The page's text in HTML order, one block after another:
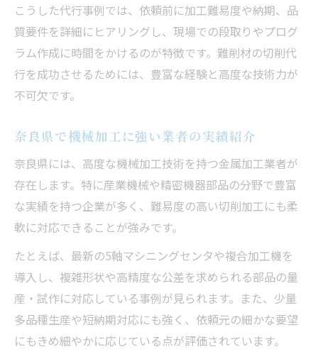
金属加工も安心な機械加工業者選びの基準
難削材対応の機械加工業者を見極める方法
機械加工依頼で失敗しない業者比較のコツ
信頼できる機械加工業者の見分け方とは
機械加工で特殊形状の金属切削が実現でき
る
難削材も任せられる機械加工現場の強み
金属加工現場の機械加工対応力を徹底分析
機械加工の現場体制がもたらす安心感
特殊形状も可能な機械加工の技術ポイント
納得いく奈良県の機械加工依頼方法
機械加工依頼前に押さえるべきチェック項
こうした代行事例では、依頼前に加工難易度や納期、品
質要件を詳細にヒアリングし、現場での段取りやプログ
ラム作成に時間をかけるのが特徴です。難削材の切削代
行を成功させるためには、豊富な経験と高度な技術力が
不可欠です。
奈良県で機械加工に強い業者の実績紹介
奈良県には、高度な機械加工技術を持つ金属加工業者が
存在します。特に産業機械や精密機器部品の分野で豊富
な実績を持つ企業が多く、難易度の高い切削加工にも柔
軟に対応できることが強みです。
たとえば、最新の5軸マシニングセンタや複合加工機を
導入し、複雑形状や高精度な公差を求められる部品の量
産・試作に対応している事例が見られます。また、少量
多品種生産や短納期対応にも強く、依頼元の細かな要望
にもきめ細やかに応じている点が評価されています。